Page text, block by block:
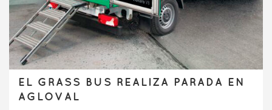
EL GRASS BUS REALIZA PARADA EN
AGLOVAL